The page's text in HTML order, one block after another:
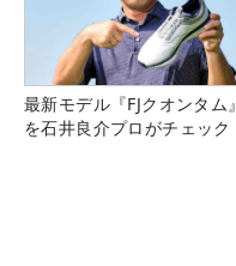
最新モデル『FJクオンタム』
を石井良介プロがチェック